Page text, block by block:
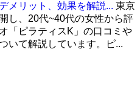
メリット、効果を解説... 東京
し、20代~40代の女性から評
「ピラティスK」の口コミや
いて解説しています。ピ...